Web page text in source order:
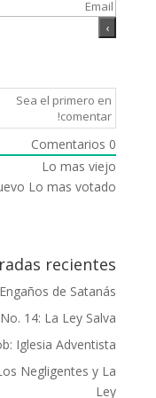
0
Lo mas viejo
Lo mas votado
recientes
de Satanás
14: La Ley Salva
Iglesia Adventista
Negligentes y La
Ley